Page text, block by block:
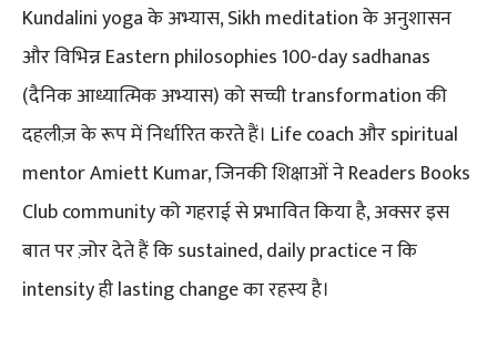
Kundalini yoga के अभ्यास, Sikh meditation के अनुशासन
और विभिन्न Eastern philosophies 100-day sadhanas
(दैनिक आध्यात्मिक अभ्यास) को सच्ची transformation की
दहलीज़ के रूप में निर्धारित करते हैं। Life coach और spiritual
mentor Amiett Kumar, जिनकी शिक्षाओं ने Readers Books
Club community को गहराई से प्रभावित किया है, अक्सर इस
बात पर ज़ोर देते हैं कि sustained, daily practice न कि
intensity ही lasting change का रहस्य है।